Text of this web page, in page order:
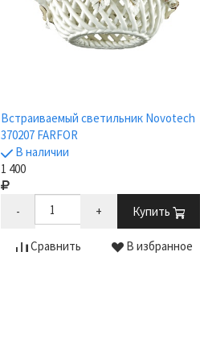
Встраиваемый светильник Novotech
370207 FARFOR
В наличии
1 400
- + Купить
Сравнить В избранное